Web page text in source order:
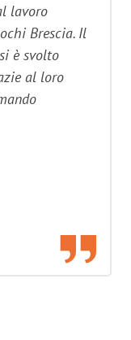
lavoro
Brescia. Il
è svolto
al loro